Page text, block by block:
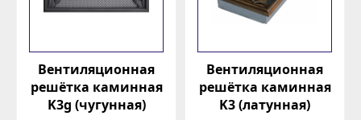
Вентиляционная
решётка каминная
K3g (чугунная)
Вентиляционная
решётка каминная
K3 (латунная)